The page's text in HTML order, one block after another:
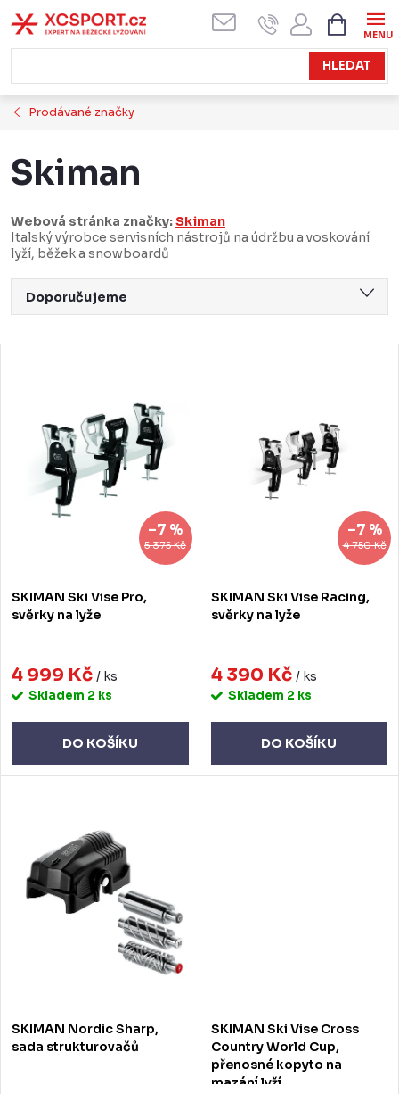
na
obsah
HLEDAT
KOŠÍK
Prodávané značky
Skiman
Webová stránka značky:Skiman
Italský výrobce servisních nástrojů na údržbu a voskování
lyží, běžek a snowboardů
Ř
a
u
t
ů
Doporučujeme
Nejprodávanější
Abecedně
d
k
5 375 Kč
–7 %
SKIMAN Ski Vise Pro,
svěrky na lyže
4 999 Kč / ks
Skladem 2 ks
DO KOŠÍKU
4 750 Kč
–7 %
SKIMAN Ski Vise Racing,
svěrky na lyže
4 390 Kč / ks
Skladem 2 ks
DO KOŠÍKU
SKIMAN Nordic Sharp,
sada strukturovačů
SKIMAN Ski Vise Cross
Country World Cup,
přenosné kopyto na
mazání lyží